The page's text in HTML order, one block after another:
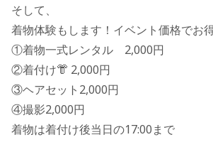
そして、
着物体験もします！イベント価格でお
①着物一式レンタル 2,000円
②着付け👘 2,000円
③ヘアセット2,000円
④撮影2,000円
着物は着付け後当日の17:00まで